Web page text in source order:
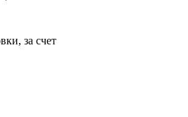
за счет